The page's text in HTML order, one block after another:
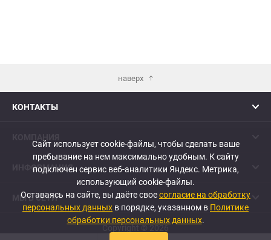
наверх
КОНТАКТЫ
ИНФОРМАЦИЯ
МЫ В СЕТИ
Copyright © 2026
Сайт использует cookie-файлы, чтобы сделать ваше
пребывание на нем максимально удобным. К cайту
подключен сервис веб-аналитики Яндекс. Метрика,
использующий cookie-файлы.
Оставаясь на сайте, вы даёте своесогласие на обработку
персональных данных в порядке, указанном в Политике
обработки персональных данных.